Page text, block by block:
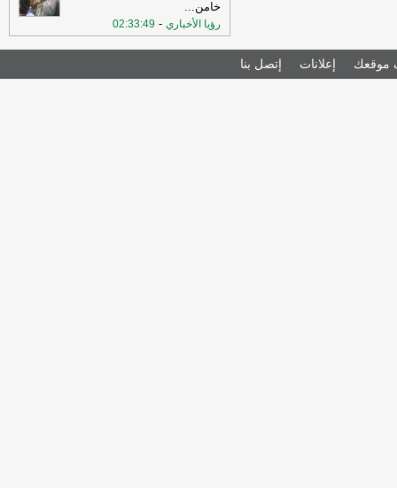
خامن...
رؤيا الأخباري -
02:33:49
موقعك إعلانات إتصل بنا